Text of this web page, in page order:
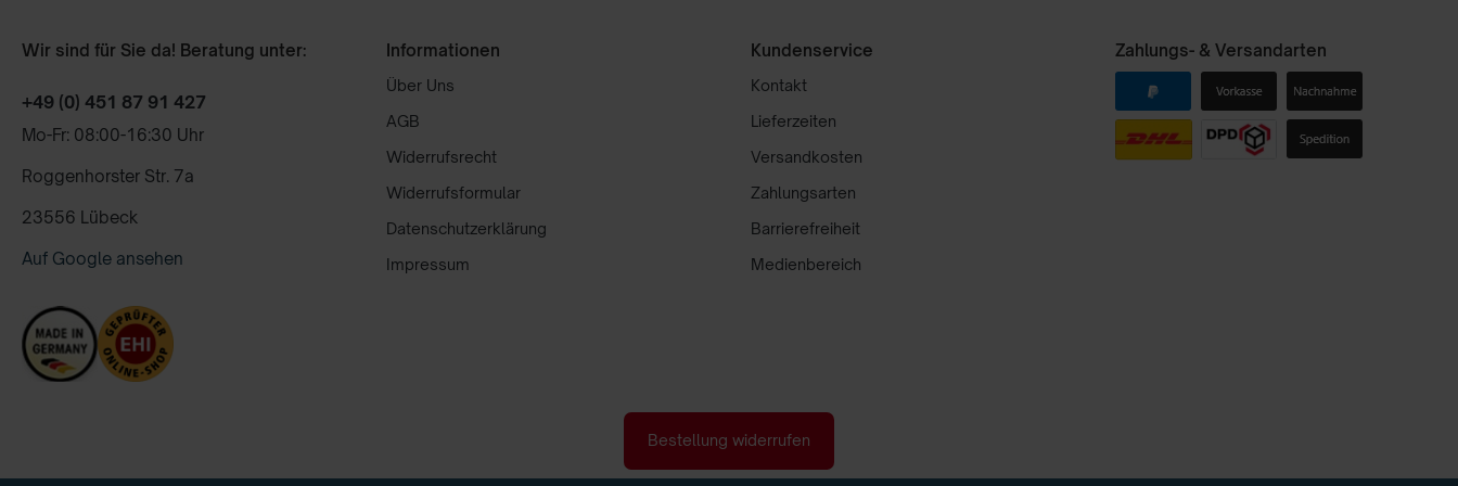
Wir sind für Sie da! Beratung unter:
+49 (0) 451 87 91 427
Mo-Fr: 08:00-16:30 Uhr
Roggenhorster Str. 7a
23556 Lübeck
Auf Google ansehen
Informationen
Über Uns
AGB
Widerrufsrecht
Widerrufsformular
Datenschutzerklärung
Impressum
Kundenservice
Kontakt
Lieferzeiten
Versandkosten
Zahlungsarten
Barrierefreiheit
Medienbereich
Zahlungs- & Versandarten
Bestellung widerrufen